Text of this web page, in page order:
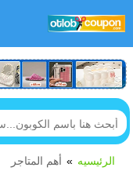
الرئيسيه أهم المتاجر